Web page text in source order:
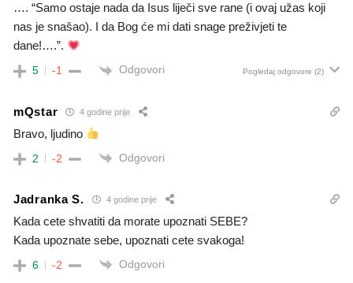
…. “Samo ostaje nada da Isus liječi sve rane (i ovaj užas koji
nas je snašao). I da Bog će mi dati snage preživjeti te
dane!….”.
5 -1 Odgovori Pogledaj odgovore (2)
mQstar 4 godine prije
Bravo, ljudino
2 -2 Odgovori
Jadranka S. 4 godine prije
Kada cete shvatiti da morate upoznati SEBE?
Kada upoznate sebe, upoznati cete svakoga!
6 -2 Odgovori